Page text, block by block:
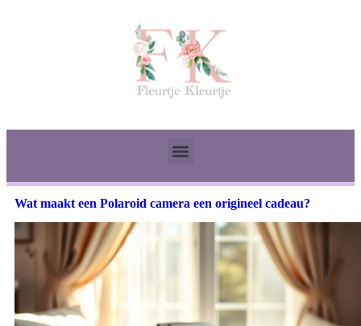
Wat maakt een Polaroid camera een origineel cadeau?